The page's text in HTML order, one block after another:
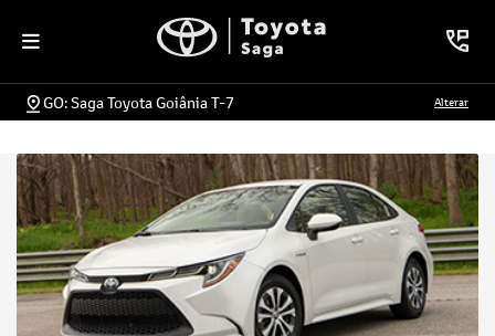
GO: Saga Toyota Goiânia T-7 Alterar